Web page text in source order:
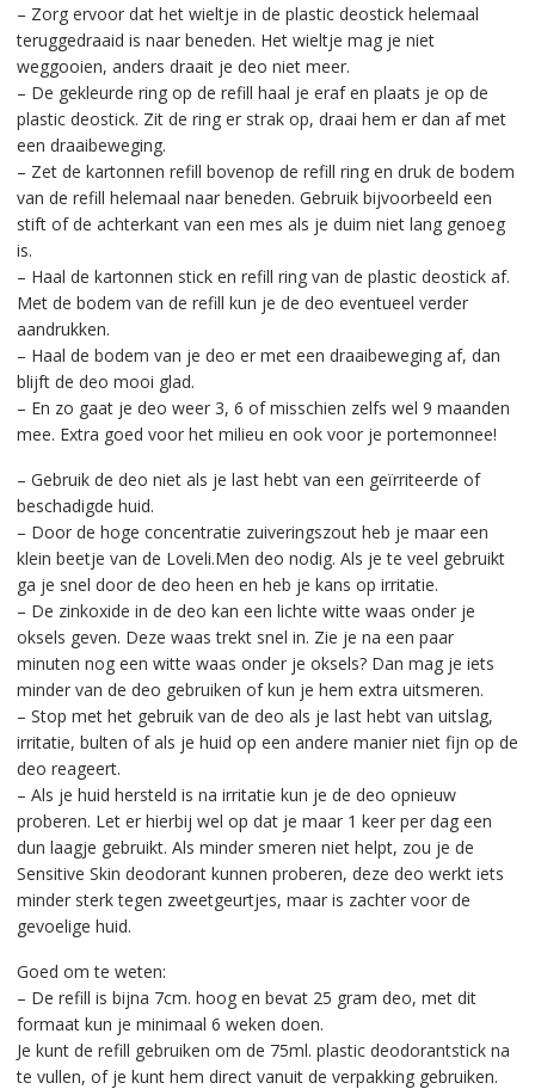
– Zorg ervoor dat het wieltje in de plastic deostick helemaal
teruggedraaid is naar beneden. Het wieltje mag je niet
weggooien, anders draait je deo niet meer.
– De gekleurde ring op de refill haal je eraf en plaats je op de
plastic deostick. Zit de ring er strak op, draai hem er dan af met
een draaibeweging.
– Zet de kartonnen refill bovenop de refill ring en druk de bodem
van de refill helemaal naar beneden. Gebruik bijvoorbeeld een
stift of de achterkant van een mes als je duim niet lang genoeg
is.
– Haal de kartonnen stick en refill ring van de plastic deostick af.
Met de bodem van de refill kun je de deo eventueel verder
aandrukken.
– Haal de bodem van je deo er met een draaibeweging af, dan
blijft de deo mooi glad.
– En zo gaat je deo weer 3, 6 of misschien zelfs wel 9 maanden
mee. Extra goed voor het milieu en ook voor je portemonnee!
– Gebruik de deo niet als je last hebt van een geïrriteerde of
beschadigde huid.
– Door de hoge concentratie zuiveringszout heb je maar een
klein beetje van de Loveli.Men deo nodig. Als je te veel gebruikt
ga je snel door de deo heen en heb je kans op irritatie.
– De zinkoxide in de deo kan een lichte witte waas onder je
oksels geven. Deze waas trekt snel in. Zie je na een paar
minuten nog een witte waas onder je oksels? Dan mag je iets
minder van de deo gebruiken of kun je hem extra uitsmeren.
– Stop met het gebruik van de deo als je last hebt van uitslag,
irritatie, bulten of als je huid op een andere manier niet fijn op de
deo reageert.
– Als je huid hersteld is na irritatie kun je de deo opnieuw
proberen. Let er hierbij wel op dat je maar 1 keer per dag een
dun laagje gebruikt. Als minder smeren niet helpt, zou je de
Sensitive Skin deodorant kunnen proberen, deze deo werkt iets
minder sterk tegen zweetgeurtjes, maar is zachter voor de
gevoelige huid.
Goed om te weten:
– De refill is bijna 7cm. hoog en bevat 25 gram deo, met dit
formaat kun je minimaal 6 weken doen.
Je kunt de refill gebruiken om de 75ml. plastic deodorantstick na
te vullen, of je kunt hem direct vanuit de verpakking gebruiken.